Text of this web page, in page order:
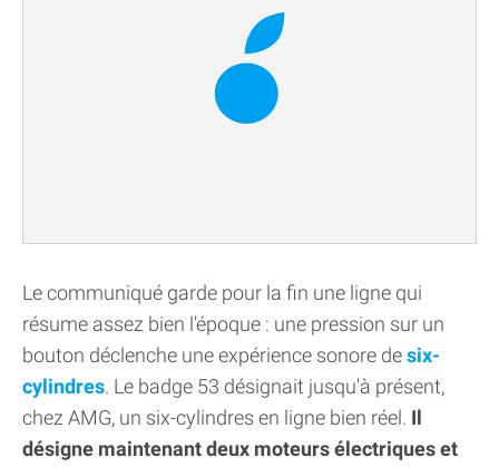
Le communiqué garde pour la fin une ligne qui
résume assez bien l'époque : une pression sur un
bouton déclenche une expérience sonore desix-
cylindres. Le badge 53 désignait jusqu'à présent,
chez AMG, un six-cylindres en ligne bien réel. Il
désigne maintenant deux moteurs électriques et